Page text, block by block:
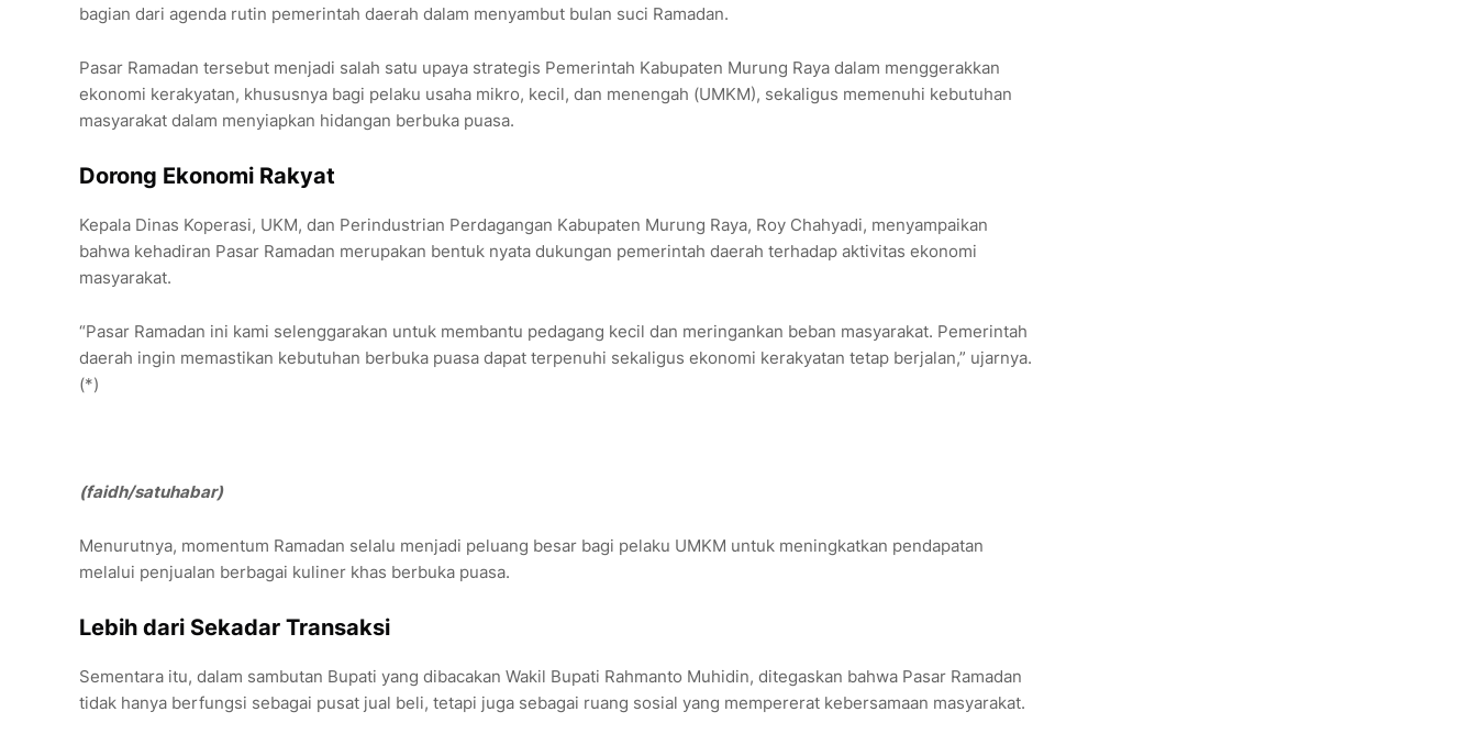
bagian dari agenda rutin pemerintah daerah dalam menyambut bulan suci Ramadan.
Pasar Ramadan tersebut menjadi salah satu upaya strategis Pemerintah Kabupaten Murung Raya dalam menggerakkan
ekonomi kerakyatan, khususnya bagi pelaku usaha mikro, kecil, dan menengah (UMKM), sekaligus memenuhi kebutuhan
masyarakat dalam menyiapkan hidangan berbuka puasa.
Dorong Ekonomi Rakyat
Kepala Dinas Koperasi, UKM, dan Perindustrian Perdagangan Kabupaten Murung Raya, Roy Chahyadi, menyampaikan
bahwa kehadiran Pasar Ramadan merupakan bentuk nyata dukungan pemerintah daerah terhadap aktivitas ekonomi
masyarakat.
“Pasar Ramadan ini kami selenggarakan untuk membantu pedagang kecil dan meringankan beban masyarakat. Pemerintah
daerah ingin memastikan kebutuhan berbuka puasa dapat terpenuhi sekaligus ekonomi kerakyatan tetap berjalan,” ujarnya.
(*)
(faidh/satuhabar)
Menurutnya, momentum Ramadan selalu menjadi peluang besar bagi pelaku UMKM untuk meningkatkan pendapatan
melalui penjualan berbagai kuliner khas berbuka puasa.
Lebih dari Sekadar Transaksi
Sementara itu, dalam sambutan Bupati yang dibacakan Wakil Bupati Rahmanto Muhidin, ditegaskan bahwa Pasar Ramadan
tidak hanya berfungsi sebagai pusat jual beli, tetapi juga sebagai ruang sosial yang mempererat kebersamaan masyarakat.